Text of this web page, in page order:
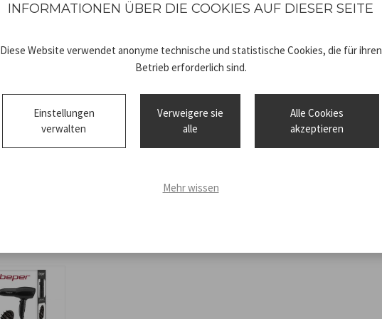
Produktabmessungen: 9,5x23x27cm
INFORMATIONEN ÜBER DIE COOKIES AUF DIESER SEITE
Diese Website verwendet anonyme technische und statistische Cookies, die für ihren
Betrieb erforderlich sind.
Einstellungen
verwalten
Verweigere sie
alle
Alle Cookies
akzeptieren
Mehr wissen